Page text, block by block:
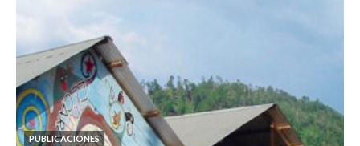
PUBLICACIONES